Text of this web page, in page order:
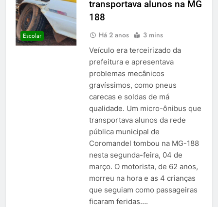
Escolar
transportava alunos na MG
188
Há 2 anos 3 mins
Veículo era terceirizado da
prefeitura e apresentava
problemas mecânicos
gravíssimos, como pneus
carecas e soldas de má
qualidade. Um micro-ônibus que
transportava alunos da rede
pública municipal de
Coromandel tombou na MG-188
nesta segunda-feira, 04 de
março. O motorista, de 62 anos,
morreu na hora e as 4 crianças
que seguiam como passageiras
ficaram feridas….